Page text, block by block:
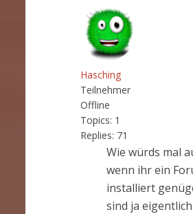
Hasching
Teilnehmer
Offline
Topics: 1
Replies: 71
Wie würds mal
wenn ihr ein
installiert
sind ja